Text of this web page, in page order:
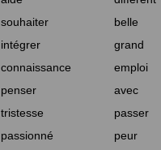
souhaiter
belle
intégrer
grand
connaissance
emploi
penser
avec
tristesse
passer
passionné
peur